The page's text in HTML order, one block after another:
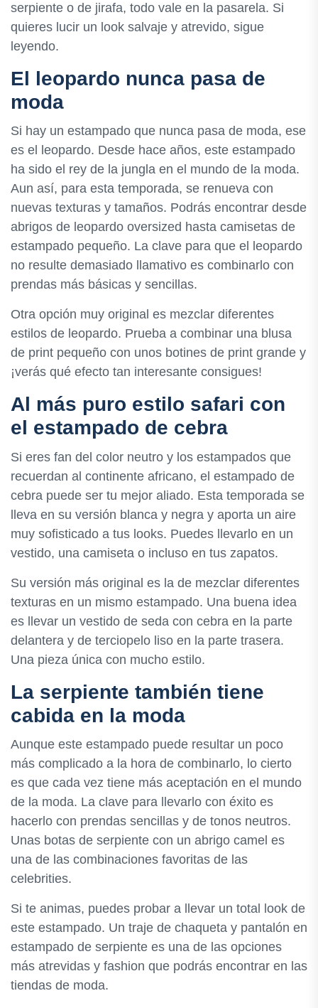
serpiente o de jirafa, todo vale en la pasarela. Si
quieres lucir un look salvaje y atrevido, sigue
leyendo.
El leopardo nunca pasa de
moda
Si hay un estampado que nunca pasa de moda, ese
es el leopardo. Desde hace años, este estampado
ha sido el rey de la jungla en el mundo de la moda.
Aun así, para esta temporada, se renueva con
nuevas texturas y tamaños. Podrás encontrar desde
abrigos de leopardo oversized hasta camisetas de
estampado pequeño. La clave para que el leopardo
no resulte demasiado llamativo es combinarlo con
prendas más básicas y sencillas.
Otra opción muy original es mezclar diferentes
estilos de leopardo. Prueba a combinar una blusa
de print pequeño con unos botines de print grande y
¡verás qué efecto tan interesante consigues!
Al más puro estilo safari con
el estampado de cebra
Si eres fan del color neutro y los estampados que
recuerdan al continente africano, el estampado de
cebra puede ser tu mejor aliado. Esta temporada se
lleva en su versión blanca y negra y aporta un aire
muy sofisticado a tus looks. Puedes llevarlo en un
vestido, una camiseta o incluso en tus zapatos.
Su versión más original es la de mezclar diferentes
texturas en un mismo estampado. Una buena idea
es llevar un vestido de seda con cebra en la parte
delantera y de terciopelo liso en la parte trasera.
Una pieza única con mucho estilo.
La serpiente también tiene
cabida en la moda
Aunque este estampado puede resultar un poco
más complicado a la hora de combinarlo, lo cierto
es que cada vez tiene más aceptación en el mundo
de la moda. La clave para llevarlo con éxito es
hacerlo con prendas sencillas y de tonos neutros.
Unas botas de serpiente con un abrigo camel es
una de las combinaciones favoritas de las
celebrities.
Si te animas, puedes probar a llevar un total look de
este estampado. Un traje de chaqueta y pantalón en
estampado de serpiente es una de las opciones
más atrevidas y fashion que podrás encontrar en las
tiendas de moda.